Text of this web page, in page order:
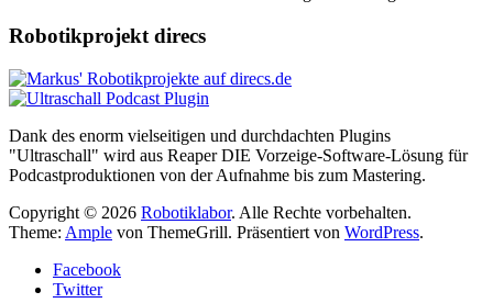
Robotikprojekt direcs
Dank des enorm vielseitigen und durchdachten Plugins
"Ultraschall" wird aus Reaper DIE Vorzeige-Software-Lösung für
Podcastproduktionen von der Aufnahme bis zum Mastering.
Copyright © 2026 Robotiklabor. Alle Rechte vorbehalten.
Theme: Ample von ThemeGrill. Präsentiert von WordPress.
Facebook
Twitter